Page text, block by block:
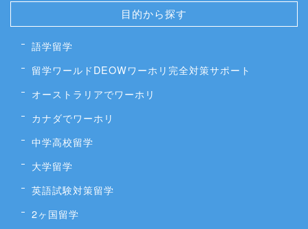
目的から探す
語学留学
留学ワールドDEOWワーホリ完全対策サポート
オーストラリアでワーホリ
カナダでワーホリ
中学高校留学
大学留学
英語試験対策留学
2ヶ国留学